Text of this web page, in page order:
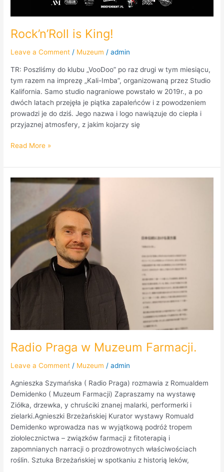
Rock’n’Roll is King!
Leave a Comment / Muzeum /admin
TR: Poszliśmy do klubu „VooDoo” po raz drugi w tym miesiącu,
tym razem na imprezę „Kali-Imba”, organizowaną przez Studio
Kalifornia. Samo studio nagraniowe powstało w 2019r., a po
dwóch latach przejęła je piątka zapaleńców i z powodzeniem
prowadzi je do dziś. Jego nazwa i logo nawiązuje do ciepła i
przyjaznej atmosfery, z jakim kojarzy się
Read More »
Radio Praga w Muzeum Farmacji.
Leave a Comment / Muzeum /admin
Agnieszka Szymańska ( Radio Praga) rozmawia z Romualdem
Demidenko ( Muzeum Farmacji) Zapraszamy na wystawę
Ziółka, drzewka, y chruściki znanej malarki, performerki i
zielarki.Agnieszki Brzeżańskiej Kurator wystawy Romuald
Demidenko wprowadza nas w wyjątkową podróż tropem
ziołolecznictwa – związków farmacji z fitoterapią i
zapomnianych narracji o prozdrowotnych właściwościach
roślin. Sztuka Brzeżańskiej w spotkaniu z historią leków,
Radio
Muzeum
Farmacji.